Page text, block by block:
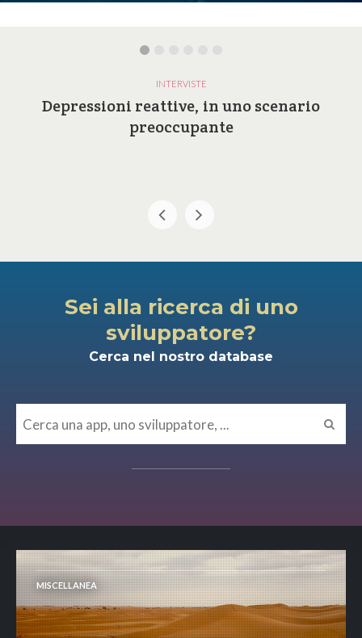
INTERVISTE
Depressioni reattive, in uno scenario
preoccupante
Sei alla ricerca di uno
sviluppatore?
Cerca nel nostro database
MISCELLANEA